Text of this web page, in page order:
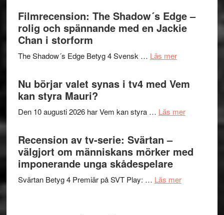
Pöntinen
avslutar
Scensommar
in
till
och
Filmrecension: The Shadow´s Edge –
rolig och spännande med en Jackie
Chan i storform
The Shadow´s Edge Betyg 4 Svensk … Läs merom
Shadow
Edge
och
en
Nu börjar valet synas i tv4 med Vem
kan styra Mauri?
Den 10 augusti 2026 har Vem kan styra … Läs merom
valet
synas
Recension av tv-serie: Svärtan –
välgjort om människans mörker med
imponerande unga skådespelare
Svärtan Betyg 4 Premiär på SVT Play: … Läs merom